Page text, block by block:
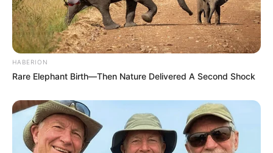
HABERION
Rare Elephant Birth—Then Nature Delivered A Second Shock